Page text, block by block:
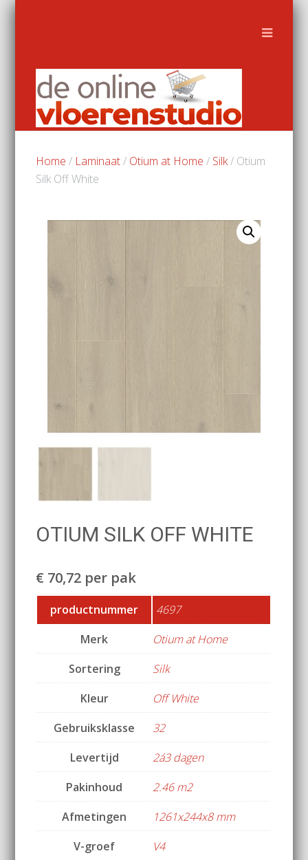
Home / Laminaat/ Otium at Home / Silk/ Otium
Silk Off White
OTIUM SILK OFF WHITE
€ 70,72 per pak
productnummer
4697
Merk
Otium at Home
Sortering
Silk
Kleur
Off White
Gebruiksklasse
32
Levertijd
2á3 dagen
Pakinhoud
2.46 m2
Afmetingen
1261x244x8 mm
V-groef
V4